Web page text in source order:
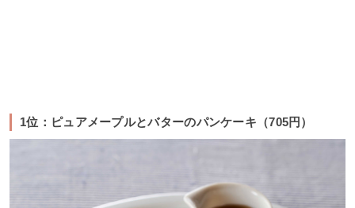
1位：ピュアメープルとバターのパンケーキ（705円）